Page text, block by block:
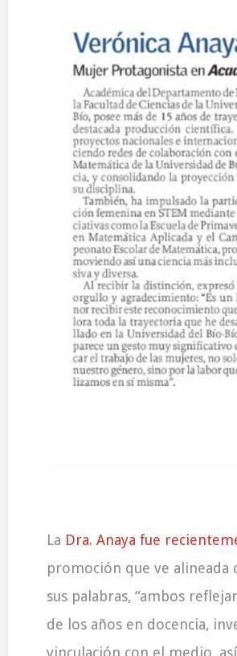
La Dra. Anaya fue
promoción que ve alineada
sus palabras, “ambos
de los años en docencia,
vinculación con el medio,